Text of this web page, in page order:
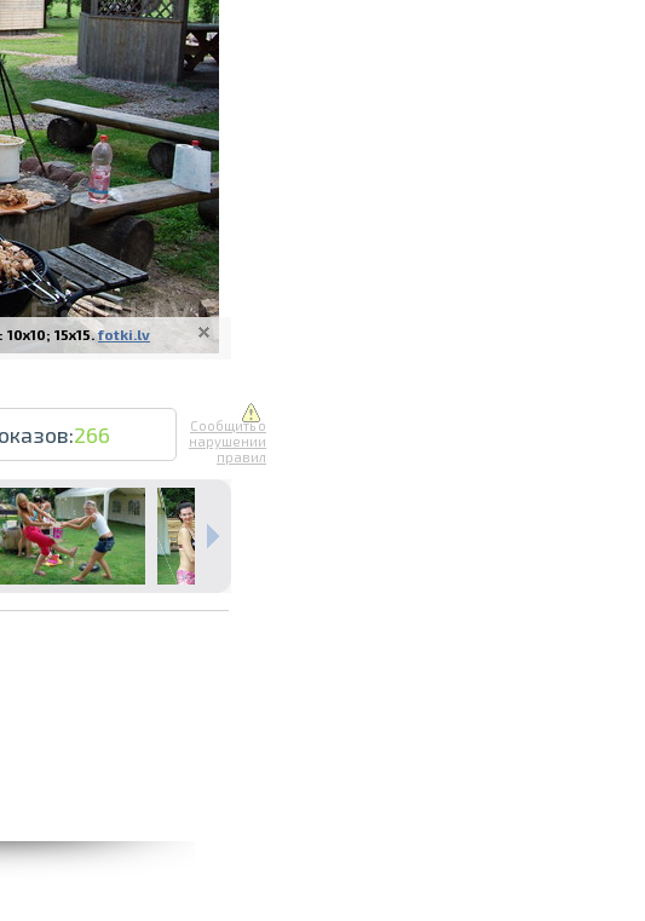
закажите онлайн
ваших фотографий
самовывоз
15x15. fotki.lv
266
Сообщить о
нарушении
правил